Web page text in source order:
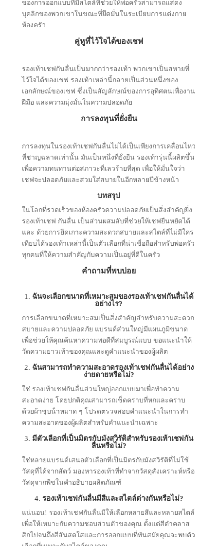
ของการออกแบบที่มีสไตล์ที่ช่วยให้พ่อครัวสามารถแสดง
บุคลิกของพวกเขาในขณะที่ยึดมั่นในระเบียบการแต่งกาย
ห้องครัว
คู่หูที่ไว้ใจได้ของเชฟ
รองเท้าเชฟกันลื่นเป็นมากกว่ารองเท้า พวกเขาเป็นสหายที่
ไว้ใจได้ของเชฟ รองเท้าเหล่านี้กลายเป็นส่วนหนึ่งของ
เอกลักษณ์ของเชฟ ซึ่งเป็นสัญลักษณ์ของการอุทิศตนเพื่องาน
ฝีมือ และความมุ่งมั่นในความปลอดภัย
การลงทุนที่ยั่งยืน
การลงทุนในรองเท้าเชฟกันลื่นไม่ได้เป็นเพียงการเคลื่อนไหว
ที่ชาญฉลาดเท่านั้น มันเป็นหนึ่งที่ยั่งยืน รองเท้ารุ่นนี้ผลิตขึ้น
เพื่อความทนทานต่อสภาวะที่เลวร้ายที่สุด เพื่อให้มั่นใจว่า
เชฟจะปลอดภัยและสวมใส่สบายในอีกหลายปีข้างหน้า
บทสรุป
ในโลกที่รวดเร็วของห้องครัวความปลอดภัยเป็นสิ่งสําคัญยิ่ง
รองเท้าเชฟ กันลื่น เป็นส่วนผสมลับที่ช่วยให้เชฟยืนหยัดได้
และ ด้วยการยึดเกาะความสะดวกสบายและสไตล์ที่ไม่มีใคร
เทียบได้รองเท้าเหล่านี้เป็นตัวเลือกที่น่าเชื่อถือสําหรับพ่อครัว
ทุกคนที่ให้ความสําคัญกับความเป็นอยู่ที่ดีในครัว
คําถามที่พบบ่อย
1. ฉันจะเลือกขนาดที่เหมาะสมของรองเท้าเชฟกันลื่นได้
อย่างไร?
การเลือกขนาดที่เหมาะสมเป็นสิ่งสําคัญสําหรับความสะดวก
สบายและความปลอดภัย แบรนด์ส่วนใหญ่มีแผนภูมิขนาด
เพื่อช่วยให้คุณค้นหาความพอดีที่สมบูรณ์แบบ ขอแนะนําให้
วัดความยาวเท้าของคุณและดูคําแนะนําของผู้ผลิต
2. ฉันสามารถทําความสะอาดรองเท้าเชฟกันลื่นได้อย่าง
ง่ายดายหรือไม่?
ใช่ รองเท้าเชฟกันลื่นส่วนใหญ่ออกแบบมาเพื่อทําความ
สะอาดง่าย โดยปกติคุณสามารถเช็ดคราบที่หกและคราบ
ด้วยผ้าชุบน้ําหมาด ๆ โปรดตรวจสอบคําแนะนําในการทํา
ความสะอาดของผู้ผลิตสําหรับคําแนะนําเฉพาะ
3. มีตัวเลือกที่เป็นมิตรกับมังสวิรัติสําหรับรองเท้าเชฟกัน
ลื่นหรือไม่?
ใช่หลายแบรนด์เสนอตัวเลือกที่เป็นมิตรกับมังสวิรัติที่ไม่ใช้
วัสดุที่ได้จากสัตว์ มองหารองเท้าที่ทําจากวัสดุสังเคราะห์หรือ
วัสดุจากพืชในคําอธิบายผลิตภัณฑ์
4. รองเท้าเชฟกันลื่นมีสีและสไตล์ต่างกันหรือไม่?
แน่นอน! รองเท้าเชฟกันลื่นมีให้เลือกหลายสีและหลายสไตล์
เพื่อให้เหมาะกับความชอบส่วนตัวของคุณ ตั้งแต่สีดําคลาส
สิกไปจนถึงสีสันสดใสและการออกแบบที่ทันสมัยคุณจะพบตัว